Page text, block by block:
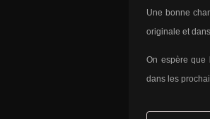
Une bonne
originale et
On espère que
dans les